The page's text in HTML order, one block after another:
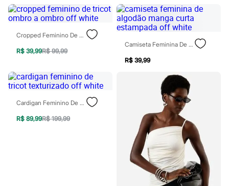
Botas
Chinelos
Rasteirinhas
Sandálias
Tênis
City
Clock House
Mindset
Sawary
Yessica
Moda esportiva
Cropped Feminino De Tricot Ombro A Ombro Off White
R$ 39,99R$ 99,99
Camiseta Feminina De Algodão Manga Curta Estampada Off White
R$ 39,99
Cardigan Feminino De Tricot Texturizado Off White
R$ 89,99R$ 199,99